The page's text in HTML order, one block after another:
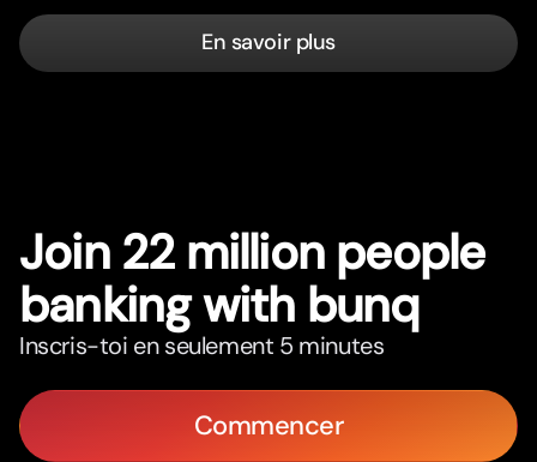
En savoir plus
Join 22 million people
banking with bunq
Inscris-toi en seulement 5 minutes
Commencer